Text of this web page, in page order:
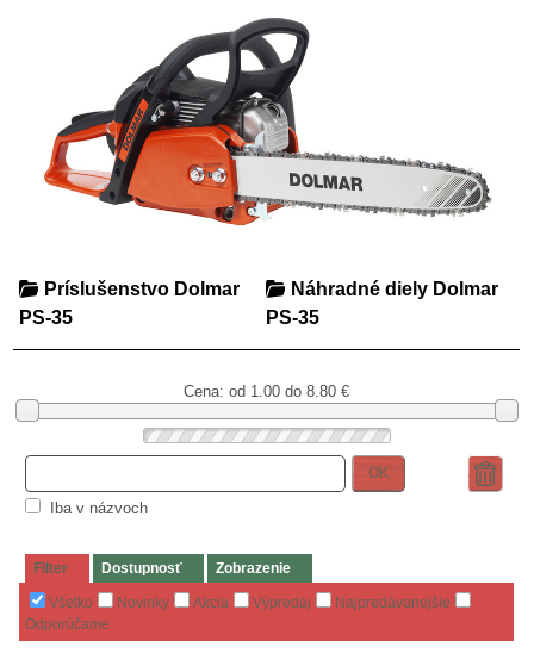
Príslušenstvo Dolmar
PS-35
Náhradné diely Dolmar
PS-35
Cena: od 1.00 do 8.80€
OK
Iba v názvoch
Filter Dostupnosť Zobrazenie
Všetko Novinky Akcia Výpredaj
Najpredávanejšie
Odporúčame